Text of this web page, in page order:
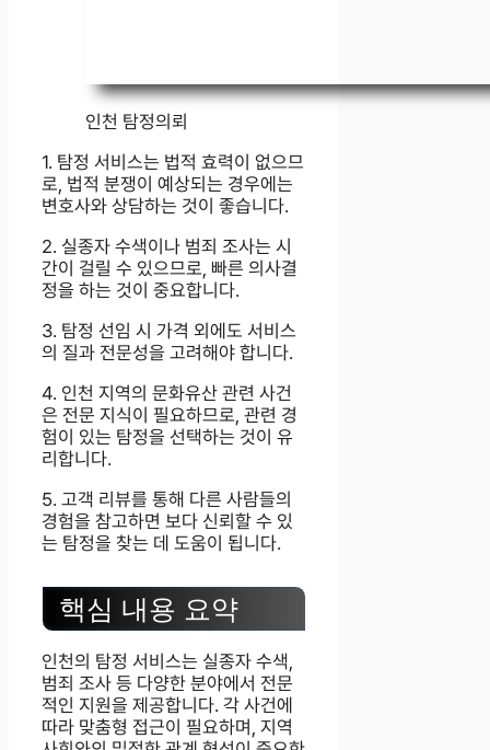
인천 탐정의뢰
1. 탐정 서비스는 법적 효력이 없으므
로, 법적 분쟁이 예상되는 경우에는
변호사와 상담하는 것이 좋습니다.
2. 실종자 수색이나 범죄 조사는 시
간이 걸릴 수 있으므로, 빠른 의사결
정을 하는 것이 중요합니다.
3. 탐정 선임 시 가격 외에도 서비스
의 질과 전문성을 고려해야 합니다.
4. 인천 지역의 문화유산 관련 사건
은 전문 지식이 필요하므로, 관련 경
험이 있는 탐정을 선택하는 것이 유
리합니다.
5. 고객 리뷰를 통해 다른 사람들의
경험을 참고하면 보다 신뢰할 수 있
는 탐정을 찾는 데 도움이 됩니다.
핵심 내용 요약
인천의 탐정 서비스는 실종자 수색,
범죄 조사 등 다양한 분야에서 전문
적인 지원을 제공합니다. 각 사건에
따라 맞춤형 접근이 필요하며, 지역